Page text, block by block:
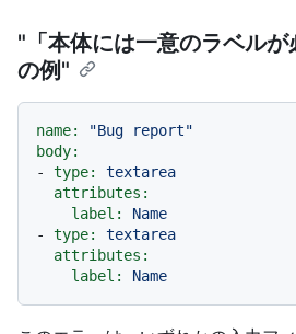
"「本体には一意のラベル
の例"
name:
"Bug report"
body:
-
type:
textarea
attributes:
label:
Name
-
type:
textarea
attributes:
label:
Name